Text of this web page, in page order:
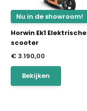
Nu in de showroom!
Horwin Ek1 Elektrische
scooter
€ 3.190,00
Bekijken